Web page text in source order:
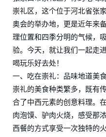
崇礼区，这个位于河北省张
奥会的举办地，更是近年来
理位置和四季分明的气候，
验。今天，就让我们一起走
喝玩乐好去处！
一、吃在崇礼：品味地道美
崇礼的美食种类繁多，既有
合了中西元素的创意料理。
肉泡馍、驴肉火烧，感受那
西餐的方式享受一次独特的